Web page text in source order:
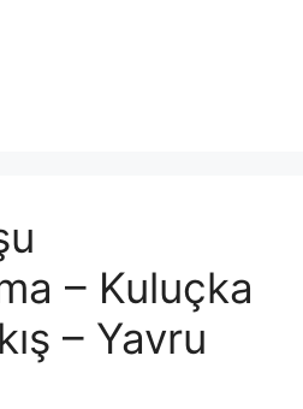
– Kuluçka
– Yavru